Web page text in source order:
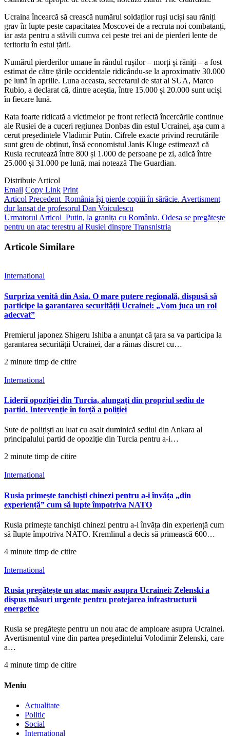
Ucraina încearcă să crească numărul soldaților ruși uciși sau răniți
grav în lupte peste capacitatea Moscovei de a recruta noi combatanți,
iar asta pentru a stăvili cumva cei peste trei ani de pierderi lente de
teritoriu în estul țării.
Numărul pierderilor umane în rândul rușilor – morți și răniți – a fost
estimat de către țările occidentale ridicându-se la aproximativ 30.000
pe lună în aprilie. Luna aceasta, secretarul de stat al SUA, Marco
Rubio, a declarat că, dintre aceștia, între 15.000 și 20.000 sunt uciși
în fiecare lună.
Rata foarte ridicată a victimelor pe front reflectă încercările continue
ale Rusiei de a cuceri regiunea Donbas din estul Ucrainei, așa cum a
cerut președintele Vladimir Putin. Cifrele exacte privind recrutările
sunt greu de obținut, însă economistul Janis Kluge estimează că
Rusia recrutează între 800 și 1.000 de persoane pe zi, adică între
25.000 și 31.000 pe lună, mai notează The Guardian.
Distribuie Articol
Email Copy Link Print
Articol Precedent România își pierde copiii în sărăcie. Avertisment
dur lansat de profesorul Dan Voiculescu
Urmatorul Articol Putin, la granița cu România. Odesa se pregătește
pentru un atac terestru al Rusiei dinspre Transnistria
Articole Similare
International
Surpriza venită din Asia. O mare putere regională, dispusă să
participe la garantarea securității Ucrainei: „Vom juca un rol
adecvat”
Premierul japonez Shigeru Ishiba a anunțat că țara sa va participa la
garantarea securității Ucrainei, dar a rămas discret cu…
2 minute timp de citire
International
Liderii opoziției din Turcia, alungați din propriul sediu de
partid. Intervenție în forță a poliției
Sute de polițiști au luat cu asalt duminică sediul din Ankara al
principalului partid de opoziţie din Turcia pentru a-i…
2 minute timp de citire
International
Rusia primește tanchiști chinezi pentru a-i învăța „din
experiență” cum să lupte împotriva NATO
Rusia primește tanchiști chinezi pentru a-i învăța din experiență cum
să îlupte împotriva NATO. Kremlinul a decis să primească 600…
4 minute timp de citire
International
Rusia pregătește un atac masiv asupra Ucrainei: Zelenski a
dispus măsuri urgente pentru protejarea infrastructurii
energetice
Rusia se pregătește pentru un nou atac de amploare asupra Ucrainei.
Avertismentul vine din partea președintelui Volodimir Zelenski, care
a…
4 minute timp de citire
Meniu
Actualitate
Politic
Social
International